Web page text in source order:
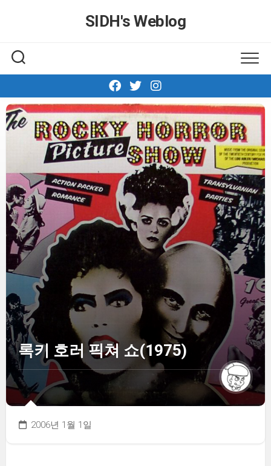
SIDH′s Weblog
록키 호러 픽쳐 쇼(1975)
2006년 1월 1일